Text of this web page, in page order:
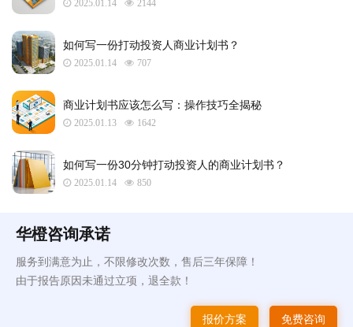
2025.01.14 2144
如何写一份打动投资人商业计划书？
2025.01.14 707
商业计划书应该怎么写：操作技巧全揭秘
2025.01.13 1642
如何写一份30分钟打动投资人的商业计划书？
2025.01.14 850
华橙咨询承诺
服务到满意为止，不限修改次数，售后三年保障！
由于报告原因未通过立项，退全款！
报价方案 免费咨询